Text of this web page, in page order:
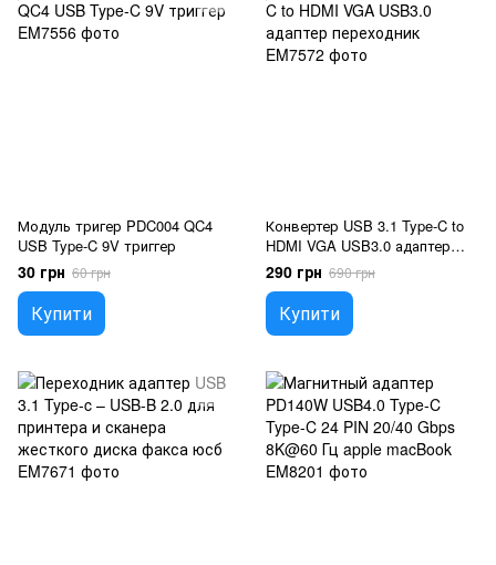
Модуль тригер PDC004 QC4
USB Type-C 9V триггер
30 грн 60 грн
Купити
Конвертер USB 3.1 Type-C to
HDMI VGA USB3.0 адаптер
переходник
290 грн 690 грн
Купити